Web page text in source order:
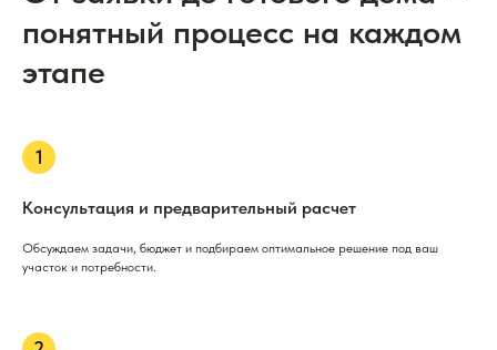
понятный процесс на каждом
этапе
Консультация и предварительный расчет
Обсуждаем задачи, бюджет и подбираем оптимальное решение под ваш
участок и потребности.